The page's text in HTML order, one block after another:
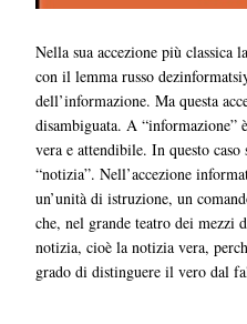
Nella sua accezione più classica
con il lemma russo
dell’informazione. Ma questa
disambiguata. A
vera e attendibile. In questo
“notizia”. Nell’accezione
un’unità di istruzione, un
che, nel grande teatro dei mezzi
notizia, cioè la notizia vera,
grado di distinguere il vero dal